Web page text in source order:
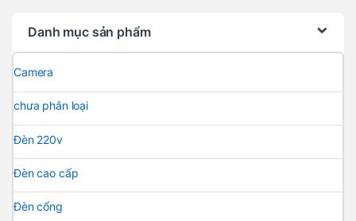
Danh mục sản phẩm
Camera
chưa phân loại
Đèn 220v
Đèn cao cấp
Đèn cổng